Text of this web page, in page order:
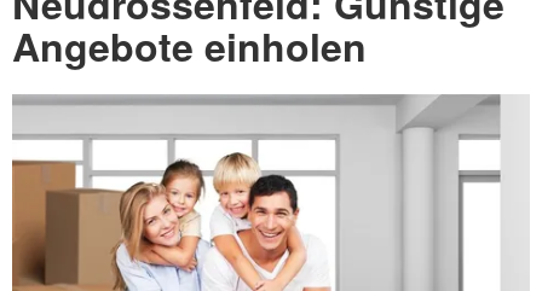
Angebote einholen